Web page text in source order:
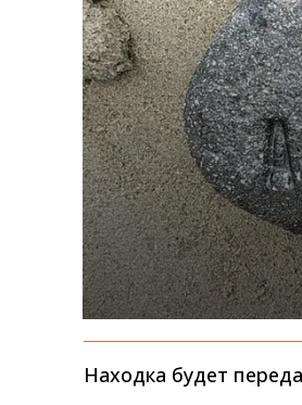
Находка будет